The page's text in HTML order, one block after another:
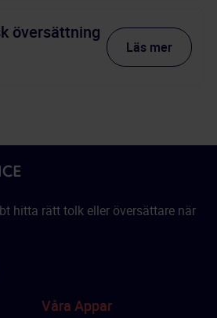
översättning
Läs mer
hitta rätt tolk eller översättare när
Våra Appar